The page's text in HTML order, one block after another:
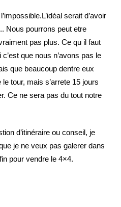
serait d’avoir
Nous pourrons peut etre
pas plus. Ce qu il faut
que nous n’avons pas le
que beaucoup dentre eux
tour, mais s’arrete 15 jours
Ce ne sera pas du tout notre
d’itinéraire ou conseil, je
je ne veux pas galerer dans
pour vendre le 4×4.